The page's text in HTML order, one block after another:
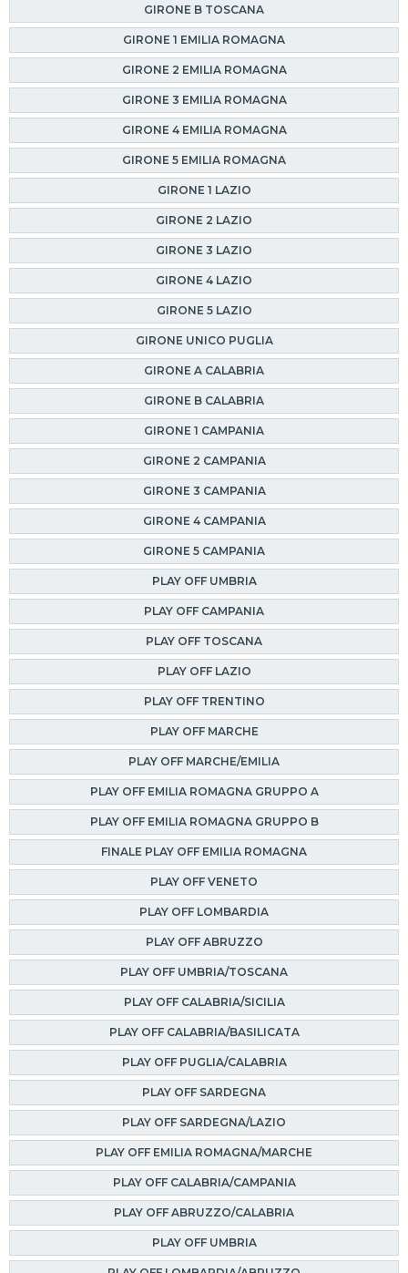
GIRONE B TOSCANA
GIRONE 1 EMILIA ROMAGNA
GIRONE 2 EMILIA ROMAGNA
GIRONE 3 EMILIA ROMAGNA
GIRONE 4 EMILIA ROMAGNA
GIRONE 5 EMILIA ROMAGNA
GIRONE 1 LAZIO
GIRONE 2 LAZIO
GIRONE 3 LAZIO
GIRONE 4 LAZIO
GIRONE 5 LAZIO
GIRONE UNICO PUGLIA
GIRONE A CALABRIA
GIRONE B CALABRIA
GIRONE 1 CAMPANIA
GIRONE 2 CAMPANIA
GIRONE 3 CAMPANIA
GIRONE 4 CAMPANIA
GIRONE 5 CAMPANIA
PLAY OFF UMBRIA
PLAY OFF CAMPANIA
PLAY OFF TOSCANA
PLAY OFF LAZIO
PLAY OFF TRENTINO
PLAY OFF MARCHE
PLAY OFF MARCHE/EMILIA
PLAY OFF EMILIA ROMAGNA GRUPPO A
PLAY OFF EMILIA ROMAGNA GRUPPO B
FINALE PLAY OFF EMILIA ROMAGNA
PLAY OFF VENETO
PLAY OFF LOMBARDIA
PLAY OFF ABRUZZO
PLAY OFF UMBRIA/TOSCANA
PLAY OFF CALABRIA/SICILIA
PLAY OFF CALABRIA/BASILICATA
PLAY OFF PUGLIA/CALABRIA
PLAY OFF SARDEGNA
PLAY OFF SARDEGNA/LAZIO
PLAY OFF EMILIA ROMAGNA/MARCHE
PLAY OFF CALABRIA/CAMPANIA
PLAY OFF ABRUZZO/CALABRIA
PLAY OFF UMBRIA